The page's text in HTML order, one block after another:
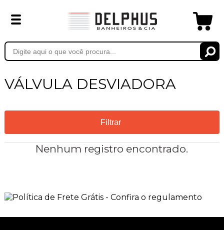
VÁLVULA DESVIADORA
Filtrar
Nenhum registro encontrado.